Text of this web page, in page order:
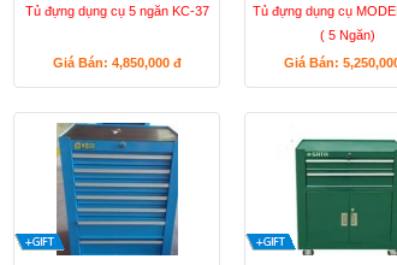
Tủ đựng dụng cụ 5 ngăn KC-37
Giá Bán: 4,850,000 đ
Tủ đựng dụng cụ
( 5 Ngăn)
Giá Bán: